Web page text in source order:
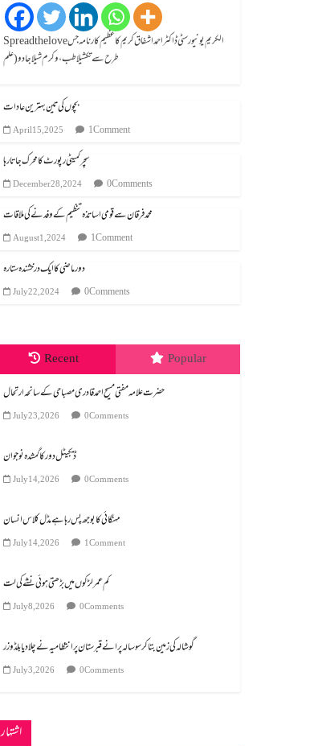
Spread the loveالکریم یونیورسٹی ڈاکٹر احمد اشفاق کریم کا عظیم کارنامہ جس
طرح سے تکشیلا طب، وکرم شیلا جادو (علم
بچوں کی تین بہترین عادات
April 15, 2025 1 Comment
سچر کمیٹی رپورٹ کا محرک جاتا رہا
December 28, 2024 0 Comments
محمد فرقان سے قومی اساتذہ تنظیم کے وفد نے کی ملاقات
August 1, 2024 1 Comment
دور ماضی کا ایک درخشندہ ستارہ
July 22, 2024 0 Comments
Recent Popular
July 23, 2026 0 Comments
ڈیجیٹل دور کا گمشدہ نوجوان
July 14, 2026 0 Comments
مہنگائی کا بوجھ پس رہا ہے مڈل کلاس انسان
July 14, 2026 1 Comment
کم عمر لڑکوں میں بڑھتی ہوئی نشے کی لت
July 8, 2026 0 Comments
گوشالہ کی زمین بتا کر سوسالہ پرانے قبرستان پر انتظامیہ نے چلا دیا بلڈوزر
July 3, 2026 0 Comments
اشتہار